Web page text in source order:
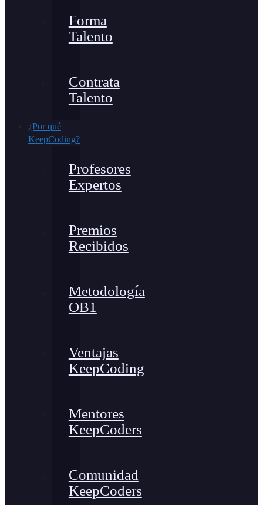
Forma
Talento
Contrata
Talento
¿Por qué
KeepCoding?
Profesores
Expertos
Premios
Recibidos
Metodología
OB1
Ventajas
KeepCoding
Mentores
KeepCoders
Comunidad
KeepCoders